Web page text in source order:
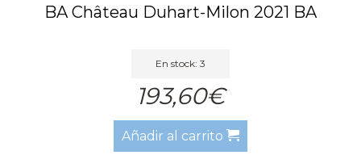
BA Château Duhart-Milon 2021 BA
En stock: 3
193,60€
Añadir al carrito